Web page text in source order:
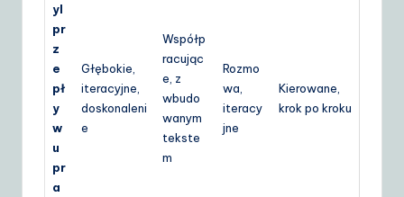
yl
pr
z
e
pł
y
w
u
pr
a
Głębokie,
iteracyjne,
doskonaleni
e
Współp
racując
e, z
wbudo
wanym
tekste
m
Rozmo
wa,
iteracy
jne
Kierowane,
krok po kroku